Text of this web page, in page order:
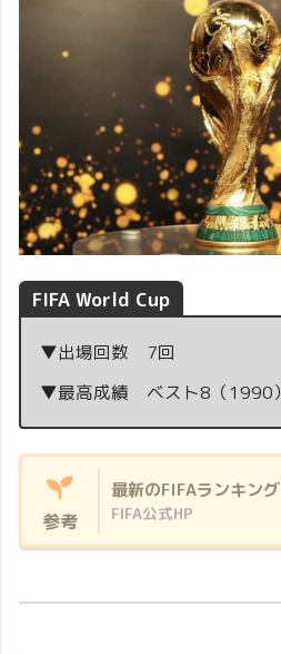
FIFA World Cup
▼出場回数 7回
▼最高成績 ベスト8（1990）
参考
最新のFIFAランキング
FIFA公式HP